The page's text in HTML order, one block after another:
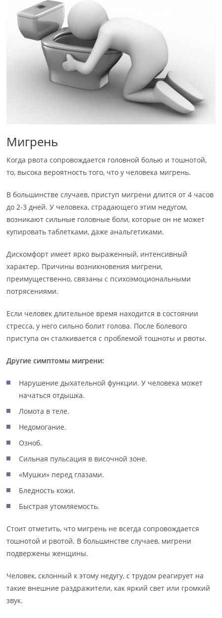
Мигрень
Когда рвота сопровождается головной болью и тошнотой,
то, высока вероятность того, что у человека мигрень.
В большинстве случаев, приступ мигрени длится от 4 часов
до 2-3 дней. У человека, страдающего этим недугом,
возникают сильные головные боли, которые он не может
купировать таблетками, даже анальгетиками.
Дискомфорт имеет ярко выраженный, интенсивный
характер. Причины возникновения мигрени,
преимущественно, связаны с психоэмоциональными
потрясениями.
Если человек длительное время находится в состоянии
стресса, у него сильно болит голова. После болевого
приступа он сталкивается с проблемой тошноты и рвоты.
Другие симптомы мигрени:
Нарушение дыхательной функции. У человека может
начаться отдышка.
Ломота в теле.
Недомогание.
Озноб.
Сильная пульсация в височной зоне.
«Мушки» перед глазами.
Бледность кожи.
Быстрая утомляемость.
Стоит отметить, что мигрень не всегда сопровождается
тошнотой и рвотой. В большинстве случаев, мигрени
подвержены женщины.
Человек, склонный к этому недугу, с трудом реагирует на
такие внешние раздражители, как яркий свет или громкий
звук.